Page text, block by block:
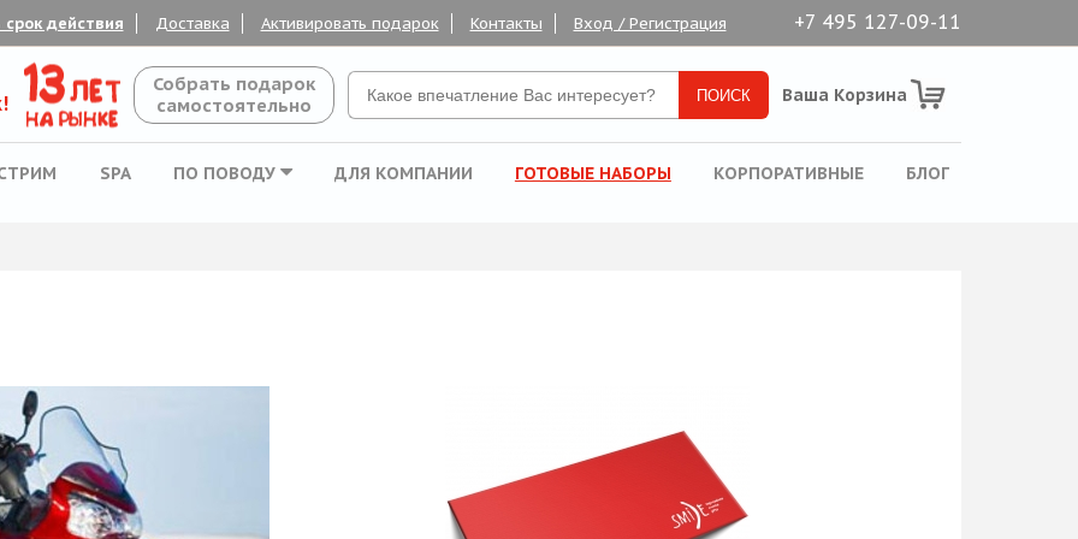
действия Доставка Активировать подарок Контакты Вход / Регистрация +7 495 127-09-11
Собрать подарок
самостоятельно
Ваша Корзина
SPA ПО ПОВОДУ ДЛЯ КОМПАНИИ ГОТОВЫЕ НАБОРЫ КОРПОРАТИВНЫЕ БЛОГ